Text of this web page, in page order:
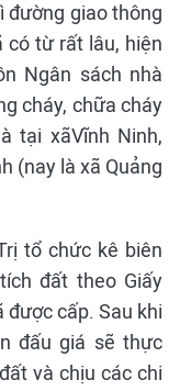
đường giao thông
có từ rất lâu, hiện
Ngân sách nhà
cháy, chữa cháy
tại xãVĩnh Ninh,
(nay là xã Quảng
tổ chức kê biên
đất theo Giấy
được cấp. Sau khi
đấu giá sẽ thực
và chịu các chi